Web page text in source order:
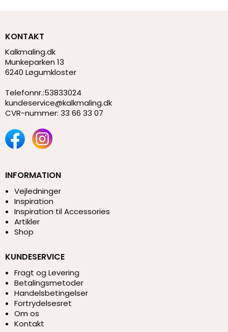
KONTAKT
Kalkmaling.dk
Munkeparken 13
6240 Løgumkloster
Telefonnr.:53833024
kundeservice@kalkmaling.dk
CVR-nummer: 33 66 33 07
INFORMATION
Vejledninger
Inspiration
Inspiration til Accessories
Artikler
Shop
KUNDESERVICE
Fragt og Levering
Betalingsmetoder
Handelsbetingelser
Fortrydelsesret
Om os
Kontakt